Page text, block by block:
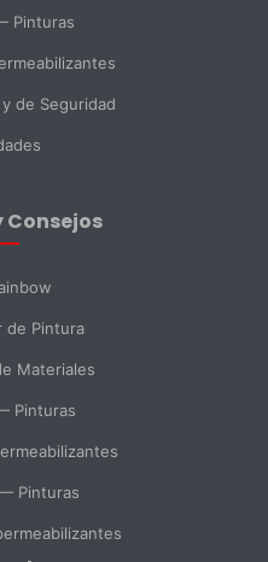
Compras
Pinturas
de Seguridad
Consejos
de Pintura
Materiales
Pinturas
Pinturas